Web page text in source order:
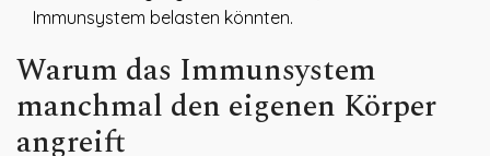
Immunsystem belasten könnten.
Warum das Immunsystem
manchmal den eigenen Körper
angreift